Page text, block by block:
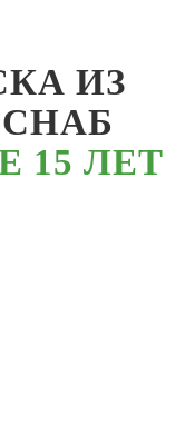
ИЗ
15 ЛЕТ